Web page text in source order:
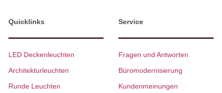
Quicklinks
LED Deckenleuchten
Architekturleuchten
Runde Leuchten
Service
Fragen und Antworten
Büromodernisierung
Kundenmeinungen